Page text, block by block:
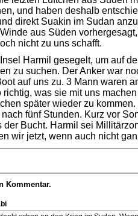
und haben deshalb
direkt Suakin im Sudan
aus Süden
nicht zu uns schafft.
Harmil gesegelt, um auf
zu suchen. Der Anker war
auf uns zu. 3 Mann waren
was sie mit uns
später wieder zu
fünf Stunden. Kurz vor
Bucht. Harmil sei
wir jetzt, wenn auch nicht
Kommentar.